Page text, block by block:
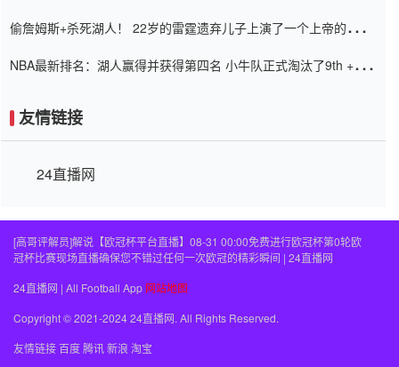
偷詹姆斯+杀死湖人！ 22岁的雷霆遗弃儿子上演了一个上帝的剧
NBA最新排名：湖人赢得并获得第四名 小牛队正式淘汰了9th + 76
友情链接
24直播网
[高哥评解员]解说【欧冠杯平台直播】08-31 00:00免费进行欧冠杯第0轮欧
冠杯比赛现场直播确保您不错过任何一次欧冠的精彩瞬间 | 24直播网
24直播网 | All Football App 网站地图
Copyright © 2021-2024 24直播网. All Rights Reserved.
友情链接百度腾讯新浪 淘宝